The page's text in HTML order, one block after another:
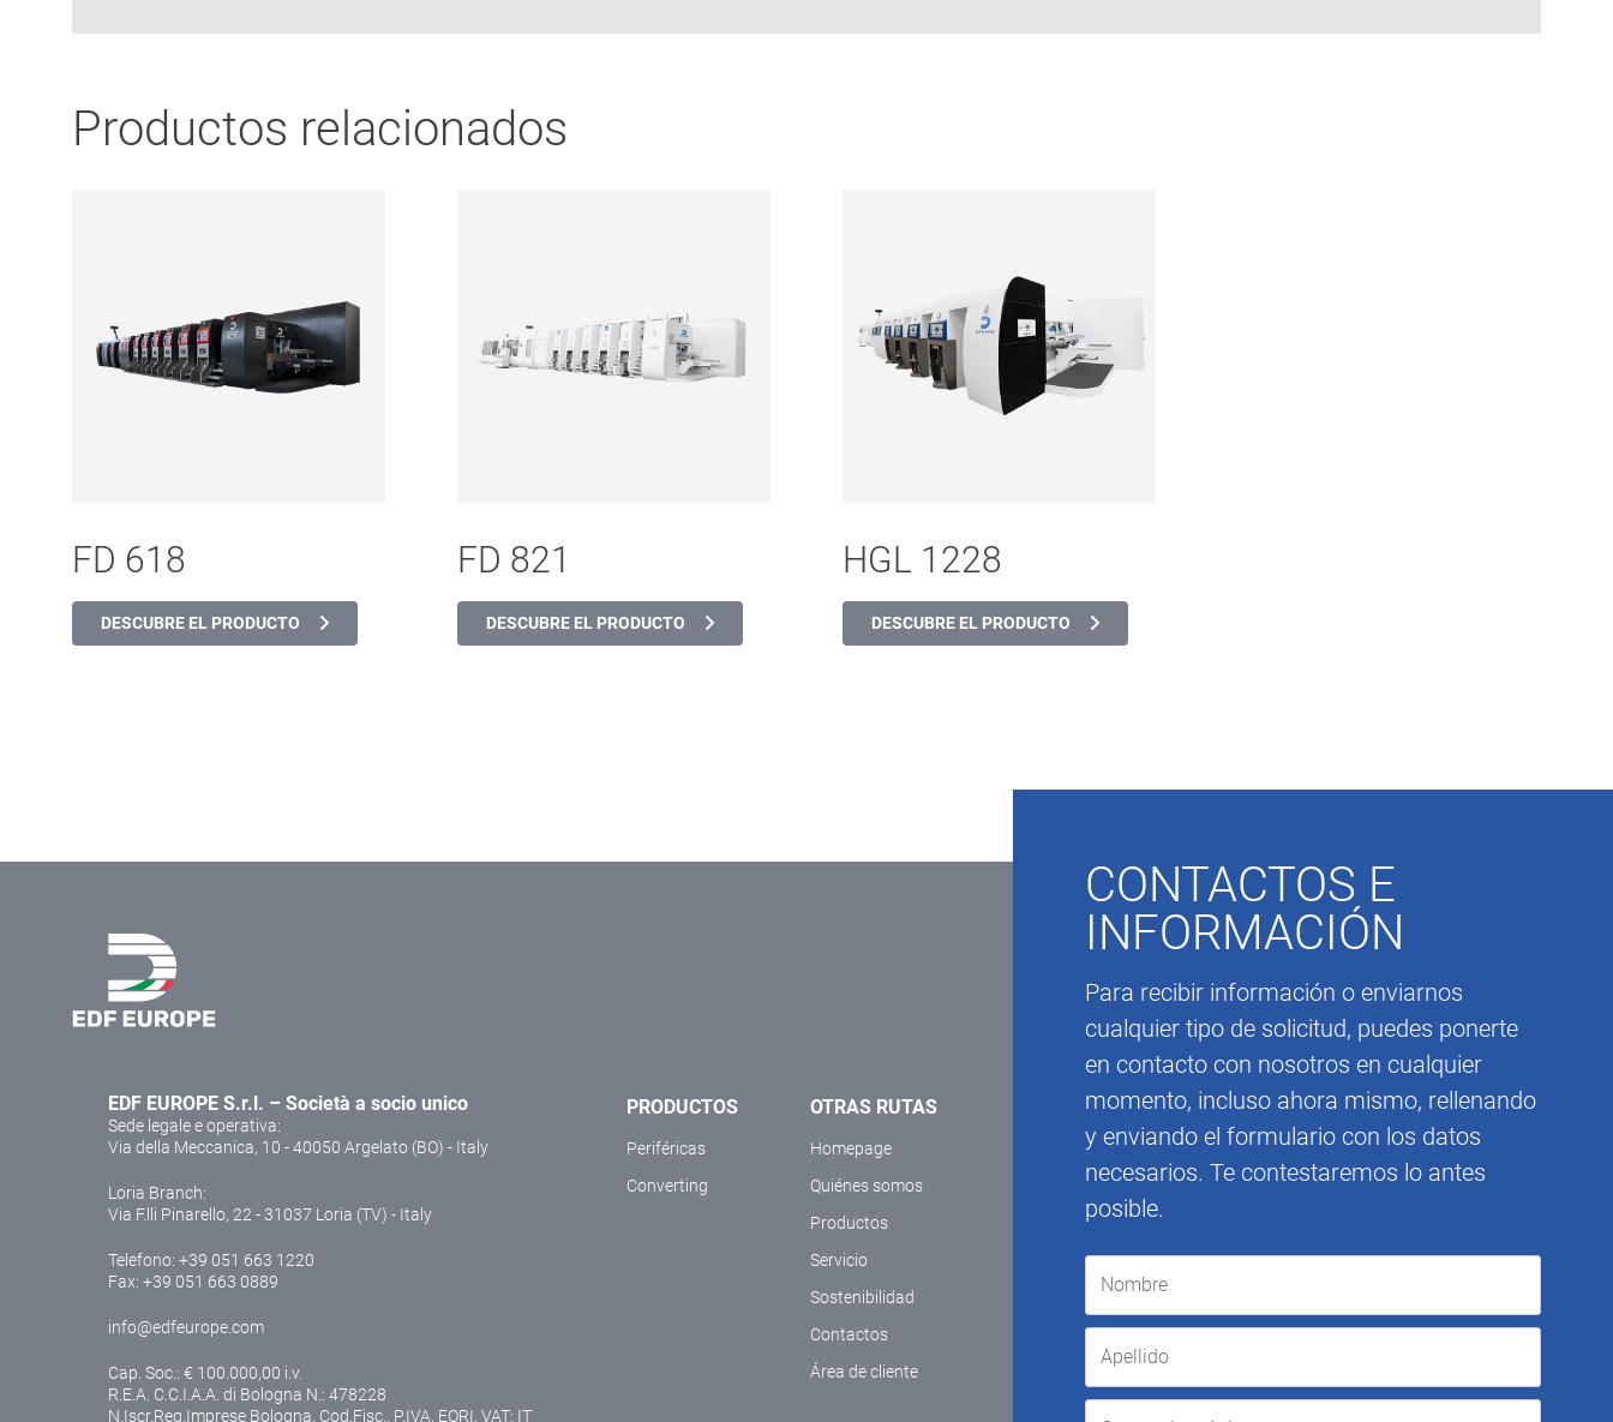
Productos relacionados
FD 618
DESCUBRE EL PRODUCTO
FD 821
DESCUBRE EL PRODUCTO
HGL 1228
DESCUBRE EL PRODUCTO
EDF EUROPE S.r.l. – Società a socio unico
Sede legale e operativa:
Via della Meccanica, 10 - 40050 Argelato (BO) - Italy
Loria Branch:
Via F.lli Pinarello, 22 - 31037 Loria (TV) - Italy
Telefono: +39 051 663 1220
Fax: +39 051 663 0889
info@edfeurope.com
Cap. Soc.: € 100.000,00 i.v.
R.E.A. C.C.I.A.A. di Bologna N.: 478228
N.Iscr.Reg.Imprese Bologna, Cod.Fisc., P.IVA, EORI, VAT: IT
PRODUCTOS
Periféricas
Converting
OTRAS RUTAS
Homepage
Quiénes somos
Productos
Servicio
Sostenibilidad
Contactos
Área de cliente
CONTACTOS E
INFORMACIÓN
Para recibir información o enviarnos
cualquier tipo de solicitud, puedes ponerte
en contacto con nosotros en cualquier
momento, incluso ahora mismo, rellenando
y enviando el formulario con los datos
necesarios. Te contestaremos lo antes
posible.